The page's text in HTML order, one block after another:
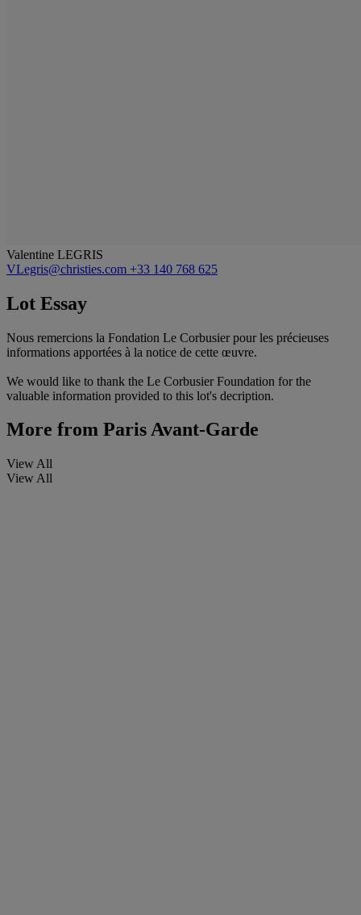
Valentine LEGRIS
VLegris@christies.com +33 140 768 625
Lot Essay
Nous remercions la Fondation Le Corbusier pour les précieuses
informations apportées à la notice de cette œuvre.
We would like to thank the Le Corbusier Foundation for the
valuable information provided to this lot's decription.
More from Paris Avant-Garde
View All
View All